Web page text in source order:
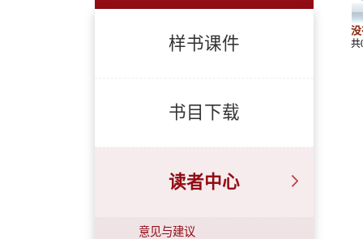
样书课件
书目下载
读者中心
意见与建议
共